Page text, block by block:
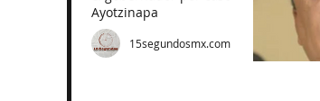
Ayotzinapa
15segundosmx.com